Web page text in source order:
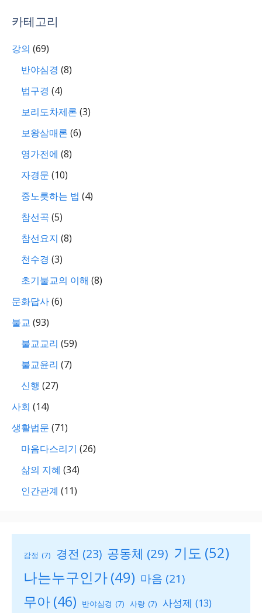
카테고리
강의 (69)
반야심경 (8)
법구경 (4)
보리도차제론 (3)
보왕삼매론 (6)
영가전에 (8)
자경문 (10)
중노릇하는 법 (4)
참선곡 (5)
참선요지 (8)
천수경 (3)
초기불교의 이해 (8)
문화답사(6)
불교 (93)
불교교리 (59)
불교윤리 (7)
신행 (27)
사회 (14)
생활법문 (71)
마음다스리기 (26)
삶의 지혜 (34)
인간관계 (11)
감정 (7) 경전 (23) 공동체 (29) 기도 (52)
나는누구인가(49) 마음 (21)
무아(46) 반야심경 (7) 사랑 (7) 사성제 (13)